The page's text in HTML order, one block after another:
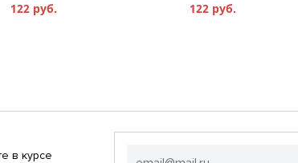
122 руб. 122 руб.
в курсе